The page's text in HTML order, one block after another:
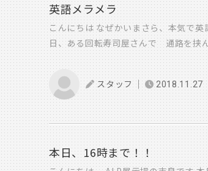
英語メラメラ
こんにちは なぜかいまさら、本気で
日、ある回転寿司屋さんで 通路を挟
食べ方に困っていた 何度も目が合う
と目で訴えかけてくる 私「う・・・
っているようだし。。。 「うう・・
葉が出てこない ハーーハーー ええ
キセントリックジェスチャー で い
ここにつけてぇ こうっ おーけー
なんとか 伝わった・・・・ しかし
楽しいだろなあ・・・ この時、忘れ
スタッフ 2018.11.27
本日、16時まで！！